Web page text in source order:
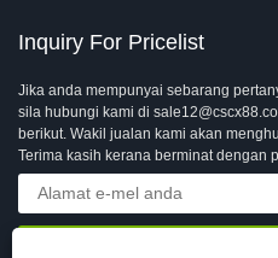
Inquiry For Pricelist
Jika anda mempunyai sebarang
sila hubungi kami di
berikut. Wakil jualan kami akan
Terima kasih kerana berminat dengan